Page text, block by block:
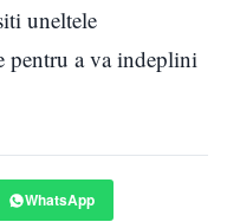
uneltele
pentru a va indeplini
WhatsApp